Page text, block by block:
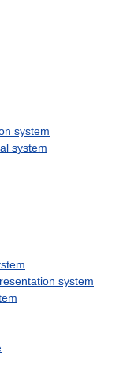
system
system
system